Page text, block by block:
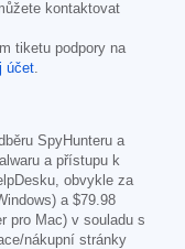
kontaktovat
tiketu podpory na
účet.
SpyHunteru a
a přístupu k
obvykle za
a $79.98
pro Mac) v souladu s
nákupní stránky